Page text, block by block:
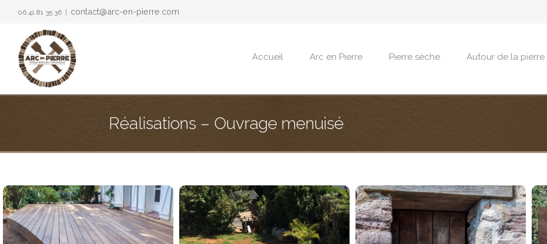
06 41 81 35 36 | contact@arc-en-pierre.com
Accueil Arc en Pierre Pierre sèche Autour de la pierre
Réalisations – Ouvrage menuisé